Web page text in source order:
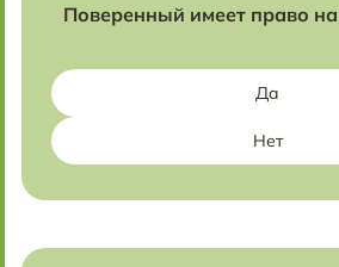
Поверенный имеет право
Да
Нет